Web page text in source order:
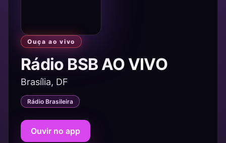
Ouça ao vivo
Rádio BSB AO VIVO
Brasília, DF
Rádio Brasileira
Ouvir no app